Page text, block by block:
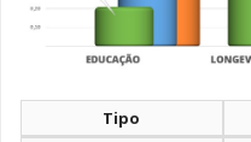
Tipo